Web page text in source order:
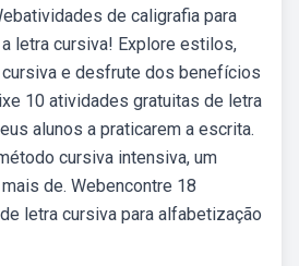
de caligrafia para
letra cursiva! Explore estilos,
e desfrute dos benefícios
10 atividades gratuitas de letra
alunos a praticarem a escrita.
cursiva intensiva, um
de. Webencontre 18
letra cursiva para alfabetização